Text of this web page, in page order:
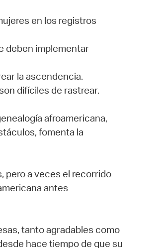
en los registros
deben implementar
la ascendencia.
difíciles de rastrear.
afroamericana,
fomenta la
pero a veces el recorrido
antes
tanto agradables como
hace tiempo de que su